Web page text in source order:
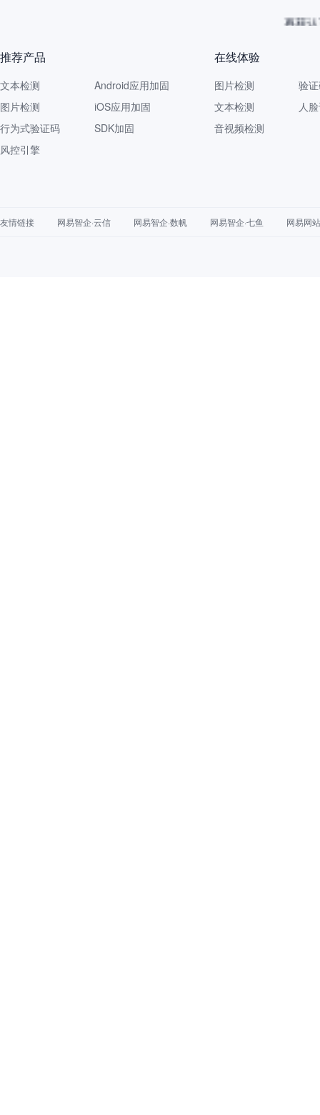
再获
推荐产品
文本检测
图片检测
行为式验证码
风控引擎
Android应用加固
iOS应用加固
SDK加固
在线体验
图片检测
文本检测
音视频检测
验
人
友情链接 网易智企·云信 网易智企·数帆 网易智企·七鱼 网易网